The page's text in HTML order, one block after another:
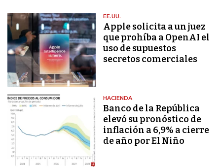
EE.UU.
Apple solicita a un juez
que prohíba a OpenAI el
uso de supuestos
secretos comerciales
HACIENDA
Banco de la República
elevó su pronóstico de
inflación a 6,9% a cierre
de año por El Niño